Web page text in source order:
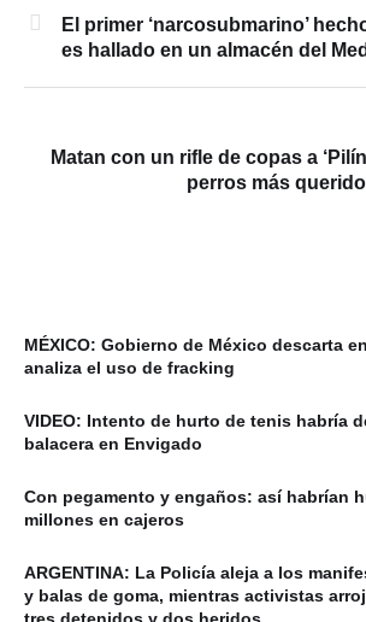
El primer ‘narcosubmarino’
es hallado en un almacén del
Matan con un rifle de copas a
perros más
MÉXICO: Gobierno de México descarta
analiza el uso de fracking
VIDEO: Intento de hurto de tenis habría
balacera en Envigado
Con pegamento y engaños: así habrían
millones en cajeros
ARGENTINA: La Policía aleja a los
y balas de goma, mientras activistas